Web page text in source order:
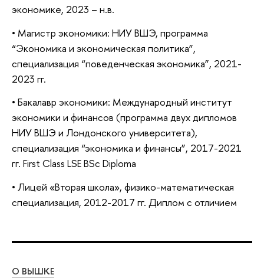
экономике, 2023 – н.в.
• Магистр экономики: НИУ ВШЭ, программа
“Экономика и экономическая политика”,
специализация “поведенческая экономика”, 2021-
2023 гг.
• Бакалавр экономики: Международный институт
экономики и финансов (программа двух дипломов
НИУ ВШЭ и Лондонского университета),
специализация “экономика и финансы”, 2017-2021
гг. First Class LSE BSc Diploma
• Лицей «Вторая школа», физико-математическая
специализация, 2012-2017 гг. Диплом с отличием
О ВЫШКЕ